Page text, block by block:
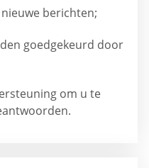
berichten;
goedgekeurd door
om u te